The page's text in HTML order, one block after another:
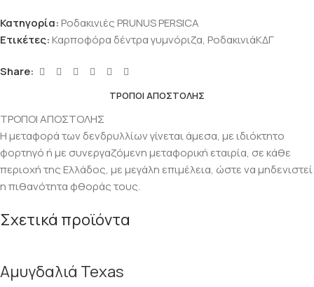
Κατηγορία:Ροδακινιές PRUNUS PERSICA
Ετικέτες:Καρποφόρα δέντρα γυμνόριζα, ΡοδακινιάΚΔΓ
Share:
ΤΡΟΠΟΙ ΑΠΟΣΤΟΛΗΣ
ΤΡΟΠΟΙ ΑΠΟΣΤΟΛΗΣ
Η μεταφορά των δενδρυλλίων γίνεται άμεσα, με ιδιόκτητο
φορτηγό ή με συνεργαζόμενη μεταφορική εταιρία, σε κάθε
περιοχή της Ελλάδος, με μεγάλη επιμέλεια, ώστε να μηδενιστεί
η πιθανότητα φθοράς τους.
Σχετικά προϊόντα
Αμυγδαλιά Texas